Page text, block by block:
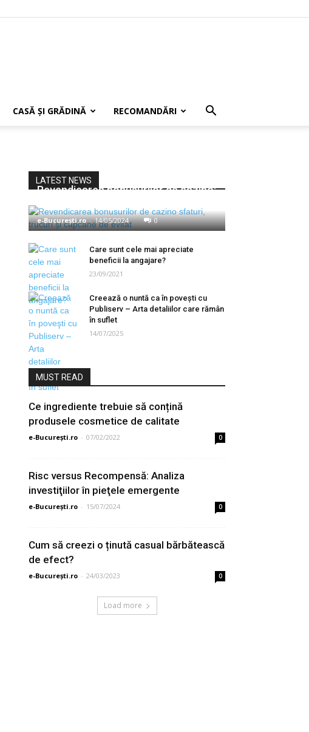
CASĂ ȘI GRĂDINĂ RECOMANDĂRI
LATEST NEWS
Revendicarea bonusurilor de cazino:
sfaturi, trucuri și capcane de evitat
e-București.ro - 14/05/2024 0
Care sunt cele mai apreciate
beneficii la angajare?
23/09/2021
Creează o nuntă ca în poveşti cu
Publiserv – Arta detaliilor care rămân
în suflet
14/07/2025
MUST READ
Ce ingrediente trebuie să conțină
produsele cosmetice de calitate
e-București.ro - 07/02/2022 0
Risc versus Recompensă: Analiza
investiţiilor în pieţele emergente
e-București.ro - 15/07/2024 0
Cum să creezi o ținută casual bărbătească
de efect?
e-București.ro - 24/03/2023 0
Load more